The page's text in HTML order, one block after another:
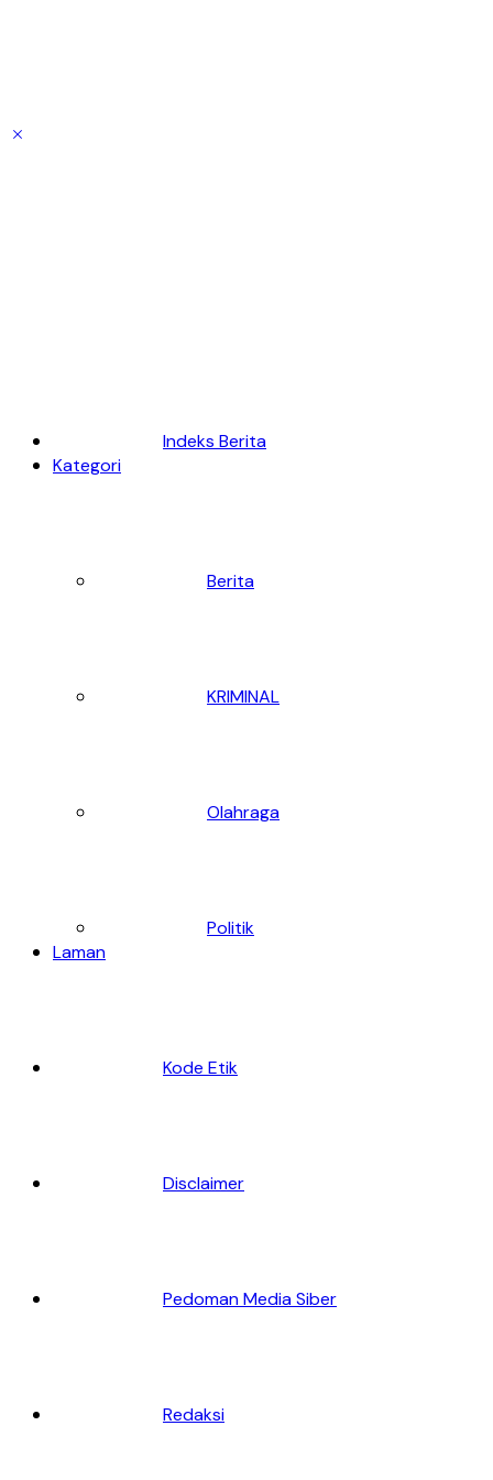
Indeks Berita
Kategori
Berita
KRIMINAL
Olahraga
Politik
Laman
Kode Etik
Disclaimer
Pedoman Media Siber
Redaksi